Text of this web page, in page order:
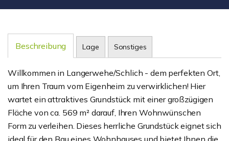
Beschreibung Lage Sonstiges
Willkommen in Langerwehe/Schlich - dem perfekten Ort,
um Ihren Traum vom Eigenheim zu verwirklichen! Hier
wartet ein attraktives Grundstück mit einer großzügigen
Fläche von ca. 569 m² darauf, Ihren Wohnwünschen
Form zu verleihen. Dieses herrliche Grundstück eignet sich
ideal für den Bau eines Wohnhauses und bietet Ihnen die